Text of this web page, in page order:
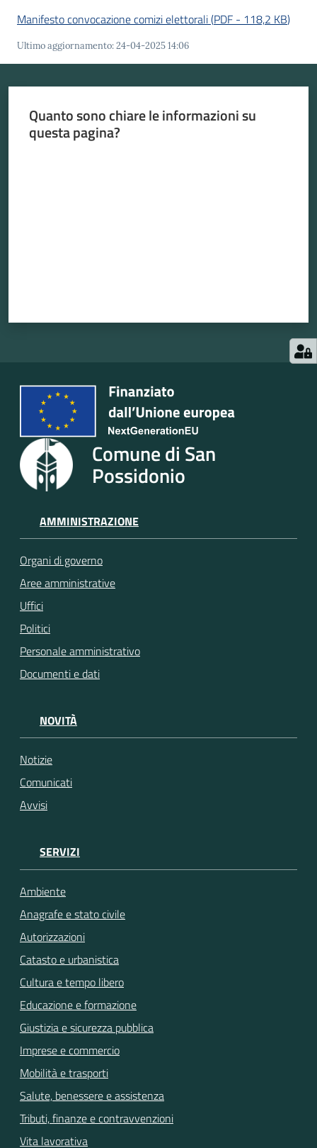
Manifesto convocazione comizi elettorali(PDF - 118,2 KB)
Ultimo aggiornamento:24-04-2025 14:06
Quanto sono chiare le informazioni su
questa pagina?
Comune di San
Possidonio
AMMINISTRAZIONE
Organi di governo
Aree amministrative
Uffici
Politici
Personale amministrativo
Documenti e dati
NOVITÀ
Notizie
Comunicati
Avvisi
SERVIZI
Ambiente
Anagrafe e stato civile
Autorizzazioni
Catasto e urbanistica
Cultura e tempo libero
Educazione e formazione
Giustizia e sicurezza pubblica
Imprese e commercio
Mobilità e trasporti
Salute, benessere e assistenza
Tributi, finanze e contravvenzioni
Vita lavorativa